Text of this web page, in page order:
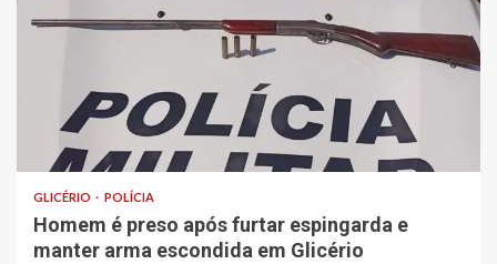
GLICÉRIO POLÍCIA
Homem é preso após furtar espingarda e
manter arma escondida em Glicério